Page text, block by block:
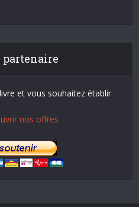
partenaire
et vous souhaitez établir
nos offres